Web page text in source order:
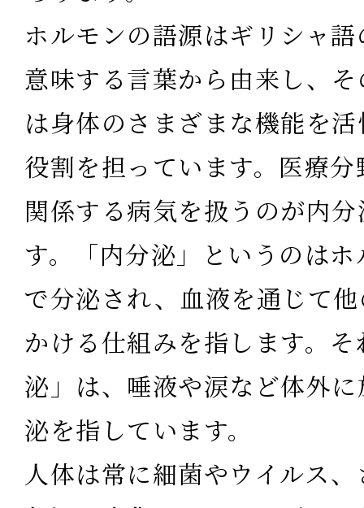
ホルモンの語源はギリシャ
意味する言葉から由来し、
は身体のさまざまな機能を
役割を担っています。医療
関係する病気を扱うのが内
す。「内分泌」というのは
で分泌され、血液を通じて
かける仕組みを指します。
泌」は、唾液や涙など体外
泌を指しています。
人体は常に細菌やウイルス